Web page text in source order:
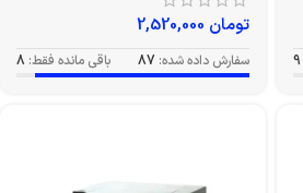
9
تومان
سفارش داده شده: 87 باقی مانده فقط: 8